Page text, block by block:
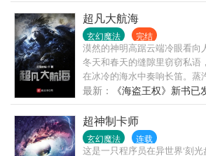
超凡大航海
玄幻魔法 完结
漠然的神明高踞云端冷眼看向
冬天和春天的缝隙里窃窃私语
在冰冷的海水中奏响长笛。蒸
光，剑术和巫术展开对决，炼
死亡，秘密结社与正神教会追
开帷幕，大航海！大开拓！地
的史诗，也有阴邪诡诈的谋划
只有野蛮和更野蛮！ 艾文从海
最新： 《海盗王权》新书已
超神制卡师
玄幻魔法 连载
这是一只程序员在异世界‘刻光